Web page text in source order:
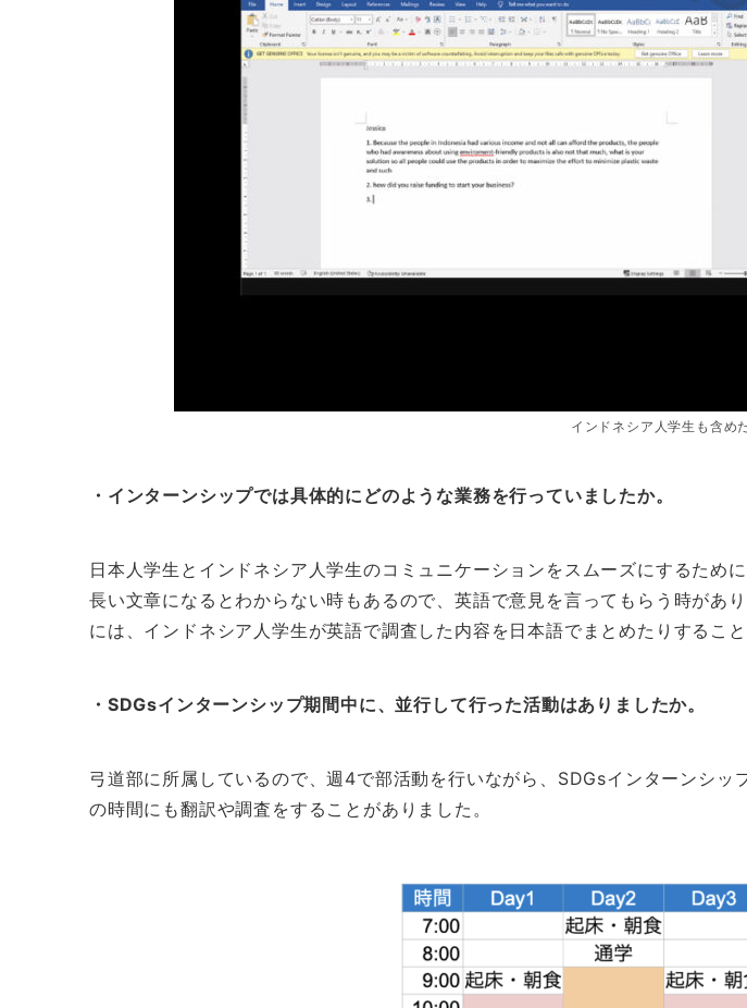
インドネシア人学生も含め
・インターンシップでは具体的にどのような業務を行っていましたか。
日本人学生とインドネシア人学生のコミュニケーションをスムーズにするため
長い文章になるとわからない時もあるので、英語で意見を言ってもらう時が
には、インドネシア人学生が英語で調査した内容を日本語でまとめたりすること
・SDGsインターンシップ期間中に、並行して行った活動はありましたか。
弓道部に所属しているので、週4で部活動を行いながら、SDGsインターンシ
の時間にも翻訳や調査をすることがありました。